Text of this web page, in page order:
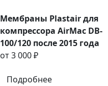
Мембраны Plastair для
компрессора AirMac DB-
100/120 после 2015 года
от 3 000 ₽
Подробнее